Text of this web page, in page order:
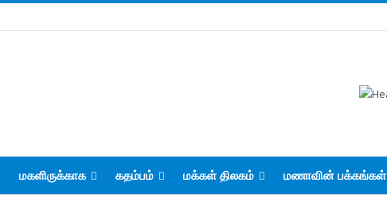
மகளிருக்காக கதம்பம் மக்கள் திலகம் மணாவின் பக்கங்கள்